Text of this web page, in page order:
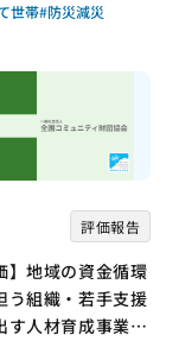
世帯#防災減災
評価報告
】地域の資金循環
う組織・若手支援
す人材育成事業｜